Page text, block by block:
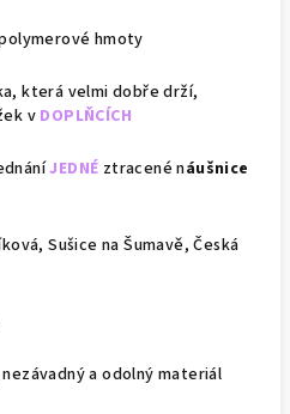
hmoty
která velmi dobře drží,
v DOPLŇCÍCH
JEDNÉ ztracené náušnice
Sušice na Šumavě, Česká
a odolný materiál